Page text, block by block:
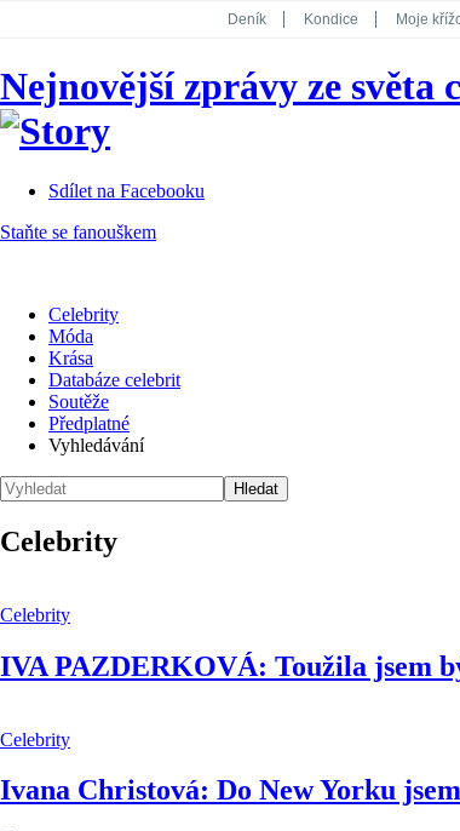
Deník Kondice Moje
Koktejl
Nejnovější zprávy ze světa
Sdílet na Facebooku
Staňte se fanouškem
Celebrity
Móda
Krása
Databáze celebrit
Soutěže
Předplatné
Vyhledávání
Celebrity
Celebrity
IVA PAZDERKOVÁ: Toužila jsem
Celebrity
Ivana Christová: Do New Yorku